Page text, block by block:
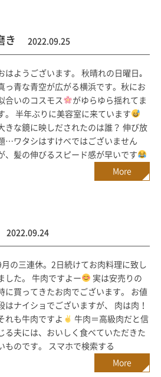
き 2022.09.25
はようございます。 秋晴れの日曜日｡
っ青な青空が広がる横浜です。秋にお
合いのコスモス
がゆらゆら揺れてま
。 半年ぶりに美容室に来ています
きな鏡に映しだされたのは誰？ 伸び放
…ワタシはすけべではございません
、髪の伸びるスピード感が早いです
More
2022.09.24
月の三連休。2日続けてお肉料理に致し
した。 牛肉ですよー
実は安売りの
に買ってきたお肉でございます。 お値
はナイショでございますが、 肉は肉！
れも牛肉ですよ
牛肉＝高級肉だと信
る夫には、おいしく食べていただきた
ものです。 スマホで検索する
More